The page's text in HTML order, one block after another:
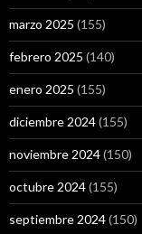
marzo 2025 (155)
febrero 2025 (140)
enero 2025 (155)
diciembre 2024(155)
noviembre 2024(150)
octubre 2024(155)
septiembre 2024(150)